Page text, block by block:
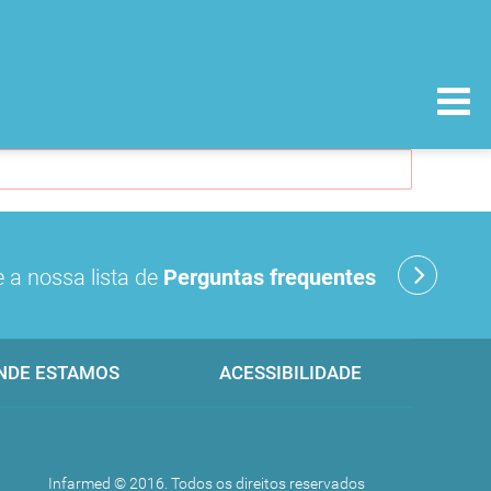
a nossa lista de Perguntas frequentes
ESTAMOS ACESSIBILIDADE
Infarmed © 2016. Todos os direitos reservados